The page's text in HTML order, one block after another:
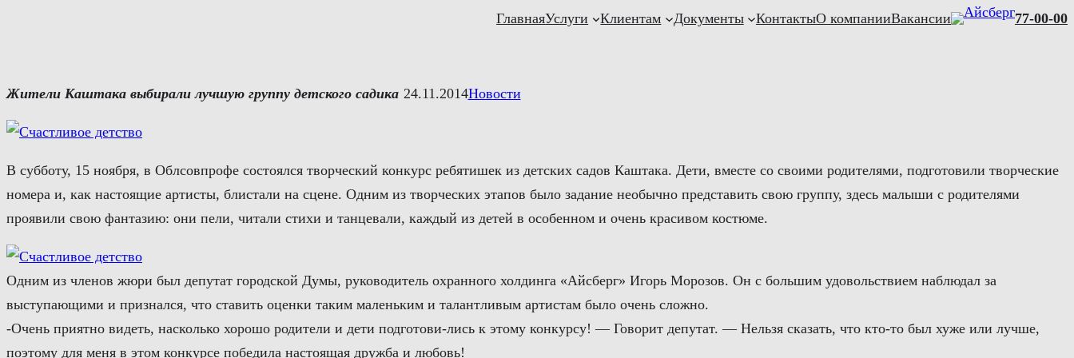
ГлавнаяУслуги Клиентам Документы КонтактыО компанииВакансии 77-00-00
24.11.2014Новости
Жители Каштака выбирали лучшую группу детского садика
В субботу, 15 ноября, в Облсовпрофе состоялся творческий конкурс ребятишек из детских садов Каштака. Дети, вместе со своими родителями, подготовили творческие
номера и, как настоящие артисты, блистали на сцене. Одним из творческих этапов было задание необычно представить свою группу, здесь малыши с родителями
проявили свою фантазию: они пели, читали стихи и танцевали, каждый из детей в особенном и очень красивом костюме.
Одним из членов жюри был депутат городской Думы, руководитель охранного холдинга «Айсберг» Игорь Морозов. Он с большим удовольствием наблюдал за
выступающими и признался, что ставить оценки таким маленьким и талантливым артистам было очень сложно.
-Очень приятно видеть, насколько хорошо родители и дети подготови-лись к этому конкурсу! — Говорит депутат. — Нельзя сказать, что кто-то был хуже или лучше,
поэтому для меня в этом конкурсе победила настоящая дружба и любовь!